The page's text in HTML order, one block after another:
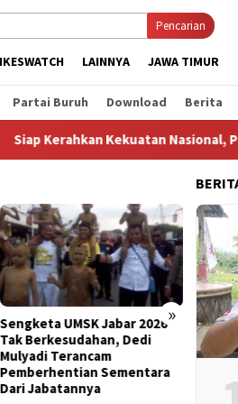
Pencarian
LAINNYA JAWA TIMUR
Partai Buruh Download Berita
Kekuatan Nasional, PHK
»
Sengketa UMSK Jabar 2026
Tak Berkesudahan, Dedi
Mulyadi Terancam
Pemberhentian Sementara
Dari Jabatannya
KSPI: